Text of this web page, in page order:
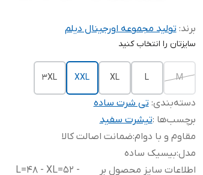
برند: تولید مجموعه اورجینال دیلم
سایزتان را انتخاب کنید
M
L
XL
XXL
3XL
دسته‌بندی:تی شرت ساده
برچسب‌ها :تیشرت سفید
مقاوم و با دوام:ضمانت اصالت کالا
مدل:بیسیک ساده
اطلاعات سایز محصول بر
L=48 - XL=52 -